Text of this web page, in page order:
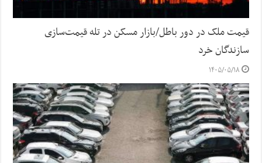
قیمت ملک در دور باطل/بازار مسکن در تله قیمت‌سازی
سازندگان خرد
۱۴۰۵/۰۵/۱۸